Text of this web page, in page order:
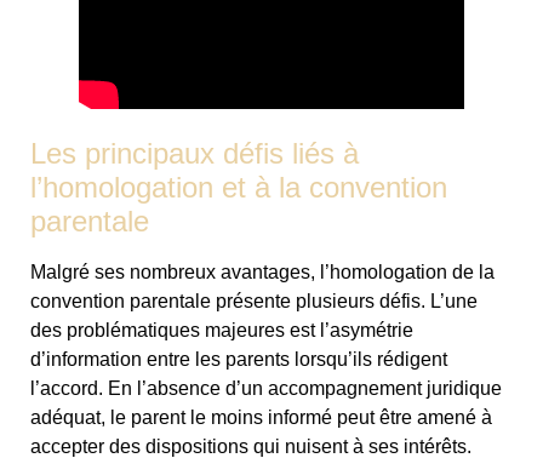
Les principaux défis liés à
l’homologation et à la convention
parentale
Malgré ses nombreux avantages, l’homologation de la
convention parentale présente plusieurs défis. L’une
des problématiques majeures est l’asymétrie
d’information entre les parents lorsqu’ils rédigent
l’accord. En l’absence d’un accompagnement juridique
adéquat, le parent le moins informé peut être amené à
accepter des dispositions qui nuisent à ses intérêts.